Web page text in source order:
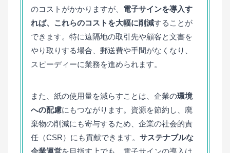
のコストがかかりますが、 電子サインを導入す
れば、これらのコストを大幅に削減することが
できます。特に遠隔地の取引先や顧客と文書を
やり取りする場合、郵送費や手間がなくなり、
スピーディーに業務を進められます。
また、紙の使用量を減らすことは、企業の環境
への配慮にもつながります。資源を節約し、廃
棄物の削減にも寄与するため、企業の社会的責
任（CSR）にも貢献できます。 サステナブルな
企業運営を目指す上でも、電子サインの導入は